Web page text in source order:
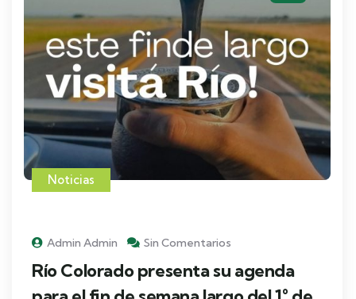
Noticias
Admin Admin Sin Comentarios
Río Colorado presenta su agenda